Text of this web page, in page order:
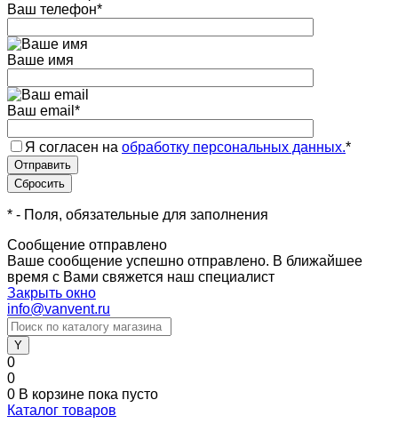
Ваш телефон*
Ваше имя
Ваш email *
Я согласен на обработку персональных данных.*
* - Поля, обязательные для заполнения
Сообщение отправлено
Ваше сообщение успешно отправлено. В ближайшее
время с Вами свяжется наш специалист
Закрыть окно
info@vanvent.ru
0
0
0 В корзине пока пусто
Каталог товаров